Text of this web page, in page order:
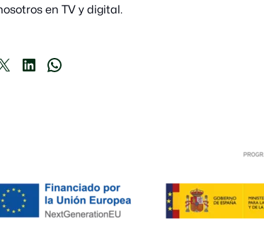
en TV y digital.